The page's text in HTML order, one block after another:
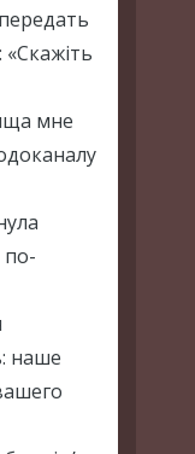
мне
по-
наше